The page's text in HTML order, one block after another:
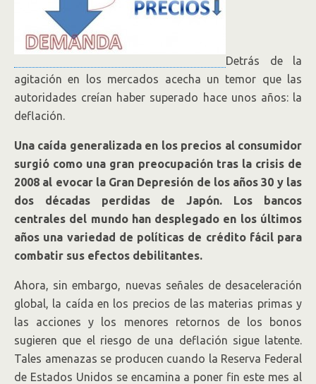
Detrás de la
agitación en los mercados acecha un temor que las
autoridades creían haber superado hace unos años: la
deflación.
Una caída generalizada en los precios al consumidor
surgió como una gran preocupación tras la crisis de
2008 al evocar la Gran Depresión de los años 30 y las
dos décadas perdidas de Japón. Los bancos
centrales del mundo han desplegado en los últimos
años una variedad de políticas de crédito fácil para
combatir sus efectos debilitantes.
Ahora, sin embargo, nuevas señales de desaceleración
global, la caída en los precios de las materias primas y
las acciones y los menores retornos de los bonos
sugieren que el riesgo de una deflación sigue latente.
Tales amenazas se producen cuando la Reserva Federal
de Estados Unidos se encamina a poner fin este mes al